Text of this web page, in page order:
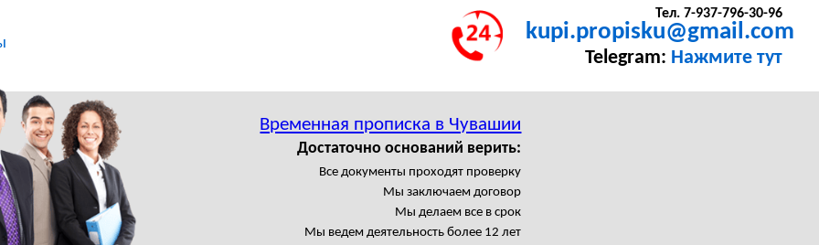
Тел. 7-937-796-30-96
kupi.propisku@gmail.com
Telegram: Нажмите тут
Временная прописка в Чувашии
Достаточно оснований верить:
Все документы проходят проверку
Мы заключаем договор
Мы делаем все в срок
Мы ведем деятельность более 12 лет